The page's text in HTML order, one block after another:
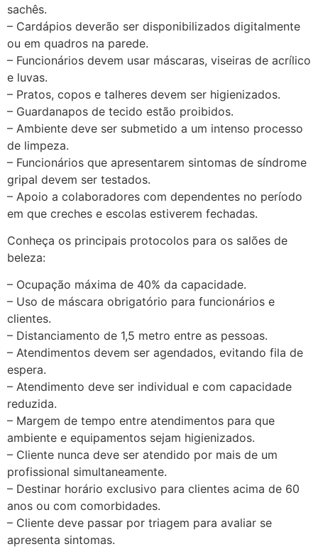
sachês.
– Cardápios deverão ser disponibilizados digitalmente
ou em quadros na parede.
– Funcionários devem usar máscaras, viseiras de acrílico
e luvas.
– Pratos, copos e talheres devem ser higienizados.
– Guardanapos de tecido estão proibidos.
– Ambiente deve ser submetido a um intenso processo
de limpeza.
– Funcionários que apresentarem sintomas de síndrome
gripal devem ser testados.
– Apoio a colaboradores com dependentes no período
em que creches e escolas estiverem fechadas.
Conheça os principais protocolos para os salões de
beleza:
– Ocupação máxima de 40% da capacidade.
– Uso de máscara obrigatório para funcionários e
clientes.
– Distanciamento de 1,5 metro entre as pessoas.
– Atendimentos devem ser agendados, evitando fila de
espera.
– Atendimento deve ser individual e com capacidade
reduzida.
– Margem de tempo entre atendimentos para que
ambiente e equipamentos sejam higienizados.
– Cliente nunca deve ser atendido por mais de um
profissional simultaneamente.
– Destinar horário exclusivo para clientes acima de 60
anos ou com comorbidades.
– Cliente deve passar por triagem para avaliar se
apresenta sintomas.